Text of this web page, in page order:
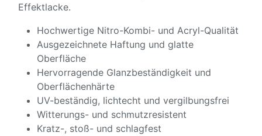
Effektlacke.
Hochwertige Nitro-Kombi- und Acryl-Qualität
Ausgezeichnete Haftung und glatte
Oberfläche
Hervorragende Glanzbeständigkeit und
Oberflächenhärte
UV-beständig, lichtecht und vergilbungsfrei
Witterungs- und schmutzresistent
Kratz-, stoß- und schlagfest